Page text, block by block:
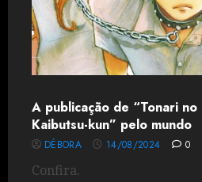
A publicação de “Tonari no
Kaibutsu-kun” pelo mundo
DÉBORA 14/08/2024 0
Confira.